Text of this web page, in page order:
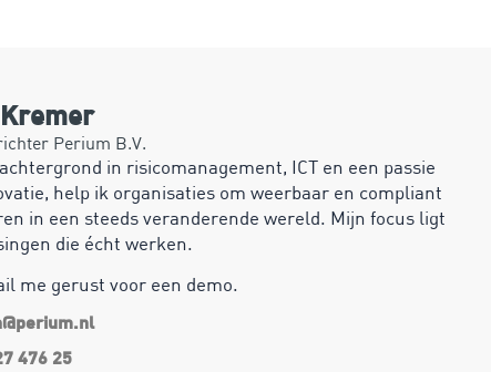
Perium B.V.
in risicomanagement, ICT en een passie
help ik organisaties om weerbaar en compliant
in een steeds veranderende wereld. Mijn focus ligt
die écht werken.
me gerust voor een demo.
476 25